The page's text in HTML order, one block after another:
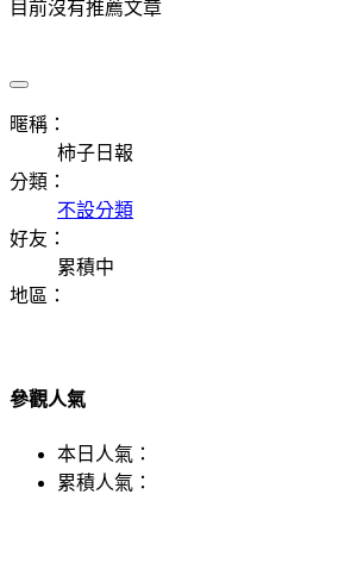
目前沒有推薦文章
暱稱：
柿子日報
分類：
不設分類
好友：
累積中
地區：
參觀人氣
本日人氣：
累積人氣：